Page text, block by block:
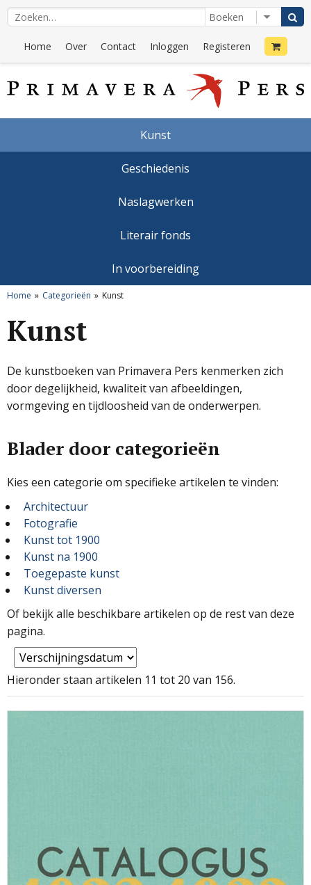
Home Over Contact Inloggen Registeren
Kunst
Geschiedenis
Naslagwerken
Literair fonds
In voorbereiding
Home Categorieën Kunst
Kunst
De kunstboeken van Primavera Pers kenmerken zich
door degelijkheid, kwaliteit van afbeeldingen,
vormgeving en tijdloosheid van de onderwerpen.
Blader door categorieën
Kies een categorie om specifieke artikelen te vinden:
Architectuur
Fotografie
Kunst tot 1900
Kunst na 1900
Toegepaste kunst
Kunst diversen
Of bekijk alle beschikbare artikelen op de rest van deze
pagina.
Hieronder staan artikelen 11 tot 20 van 156.